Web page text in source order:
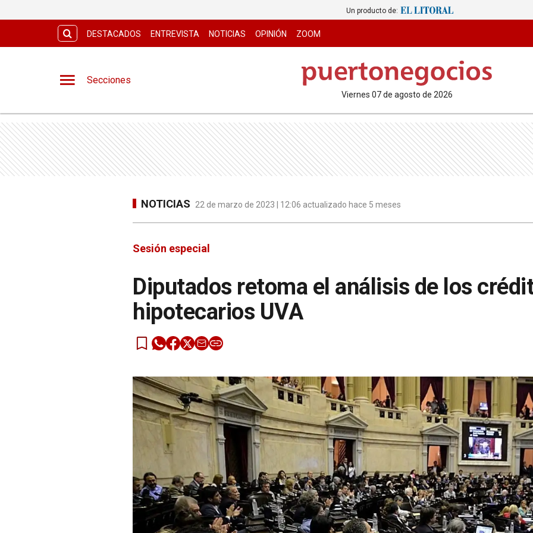
Un producto de:
DESTACADOS ENTREVISTA NOTICIAS OPINIÓN ZOOM
Secciones
viernes 07 de agosto de 2026
NOTICIAS 22 de marzo de 2023 | 12:06 actualizado hace 5 meses
Sesión especial
Diputados retoma el análisis de los
hipotecarios UVA